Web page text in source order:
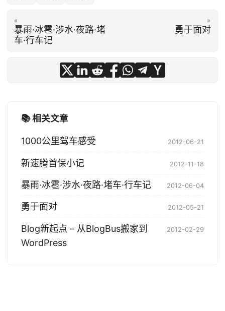
«
暴雨·冰雹·涉水·夜路·堵
车·行车记
»
勇于面对
📚 相关文章
1000公里驾车感受 2012-06-21
新速腾首保小记 2012-11-18
暴雨·冰雹·涉水·夜路·堵车·行车记 2012-06-04
勇于面对 2012-05-21
Blog新起点 – 从BlogBus搬家到
WordPress
2012-02-29